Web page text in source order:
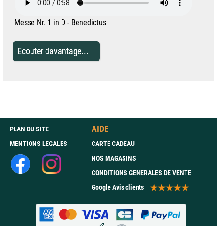
Messe Nr. 1 in D - Benedictus
Ecouter davantage...
PLAN DU SITE
MENTIONS LEGALES
AIDE
CARTE CADEAU
NOS MAGASINS
CONDITIONS GENERALES DE VENTE
Google Avis clients